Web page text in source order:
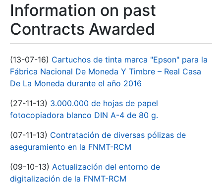
Information on past
Contracts Awarded
(13-07-16) Cartuchos de tinta marca "Epson" para la
Fábrica Nacional De Moneda Y Timbre – Real Casa
De La Moneda durante el año 2016
(27-11-13) 3.000.000 de hojas de papel
fotocopiadora blanco DIN A-4 de 80 g.
(07-11-13) Contratación de diversas pólizas de
aseguramiento en la FNMT-RCM
(09-10-13) Actualización del entorno de
digitalización de la FNMT-RCM